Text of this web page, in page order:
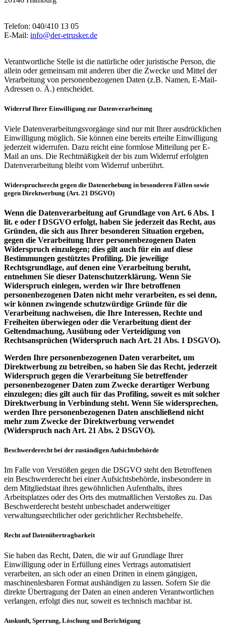
Telefon: 040/410 13 05
E-Mail: info@der-etrusker.de
Verantwortliche Stelle ist die natürliche oder juristische Person, die
allein oder gemeinsam mit anderen über die Zwecke und Mittel der
Verarbeitung von personenbezogenen Daten (z.B. Namen, E-Mail-
Adressen o. Ä.) entscheidet.
Widerruf Ihrer Einwilligung zur Datenverarbeitung
Viele Datenverarbeitungsvorgänge sind nur mit Ihrer ausdrücklichen
Einwilligung möglich. Sie können eine bereits erteilte Einwilligung
jederzeit widerrufen. Dazu reicht eine formlose Mitteilung per E-
Mail an uns. Die Rechtmäßigkeit der bis zum Widerruf erfolgten
Datenverarbeitung bleibt vom Widerruf unberührt.
Widerspruchsrecht gegen die Datenerhebung in besonderen Fällen sowie
gegen Direktwerbung (Art. 21 DSGVO)
Wenn die Datenverarbeitung auf Grundlage von Art. 6 Abs. 1
lit. e oder f DSGVO erfolgt, haben Sie jederzeit das Recht, aus
Gründen, die sich aus Ihrer besonderen Situation ergeben,
gegen die Verarbeitung Ihrer personenbezogenen Daten
Widerspruch einzulegen; dies gilt auch für ein auf diese
Bestimmungen gestütztes Profiling. Die jeweilige
Rechtsgrundlage, auf denen eine Verarbeitung beruht,
entnehmen Sie dieser Datenschutzerklärung. Wenn Sie
Widerspruch einlegen, werden wir Ihre betroffenen
personenbezogenen Daten nicht mehr verarbeiten, es sei denn,
wir können zwingende schutzwürdige Gründe für die
Verarbeitung nachweisen, die Ihre Interessen, Rechte und
Freiheiten überwiegen oder die Verarbeitung dient der
Geltendmachung, Ausübung oder Verteidigung von
Rechtsansprüchen (Widerspruch nach Art. 21 Abs. 1 DSGVO).
Werden Ihre personenbezogenen Daten verarbeitet, um
Direktwerbung zu betreiben, so haben Sie das Recht, jederzeit
Widerspruch gegen die Verarbeitung Sie betreffender
personenbezogener Daten zum Zwecke derartiger Werbung
einzulegen; dies gilt auch für das Profiling, soweit es mit solcher
Direktwerbung in Verbindung steht. Wenn Sie widersprechen,
werden Ihre personenbezogenen Daten anschließend nicht
mehr zum Zwecke der Direktwerbung verwendet
(Widerspruch nach Art. 21 Abs. 2 DSGVO).
Beschwerderecht bei der zuständigen Aufsichtsbehörde
Im Falle von Verstößen gegen die DSGVO steht den Betroffenen
ein Beschwerderecht bei einer Aufsichtsbehörde, insbesondere in
dem Mitgliedstaat ihres gewöhnlichen Aufenthalts, ihres
Arbeitsplatzes oder des Orts des mutmaßlichen Verstoßes zu. Das
Beschwerderecht besteht unbeschadet anderweitiger
verwaltungsrechtlicher oder gerichtlicher Rechtsbehelfe.
Recht auf Datenübertragbarkeit
Sie haben das Recht, Daten, die wir auf Grundlage Ihrer
Einwilligung oder in Erfüllung eines Vertrags automatisiert
verarbeiten, an sich oder an einen Dritten in einem gängigen,
maschinenlesbaren Format aushändigen zu lassen. Sofern Sie die
direkte Übertragung der Daten an einen anderen Verantwortlichen
verlangen, erfolgt dies nur, soweit es technisch machbar ist.
Auskunft, Sperrung, Löschung und Berichtigung